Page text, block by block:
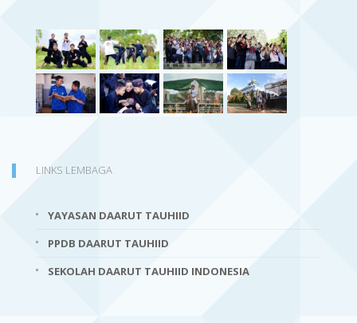
LINKS LEMBAGA
YAYASAN DAARUT TAUHIID
PPDB DAARUT TAUHIID
SEKOLAH DAARUT TAUHIID INDONESIA